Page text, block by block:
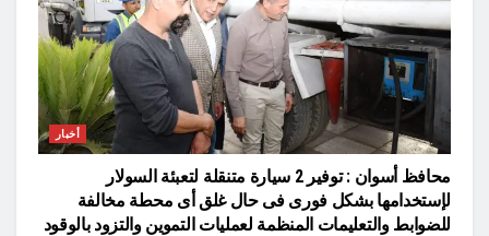
أخبار
محافظ أسوان : توفير 2 سيارة متنقلة لتعبئة السولار
لإستخدامها بشكل فورى فى حال غلق أى محطة مخالفة
للضوابط والتعليمات المنظمة لعمليات التموين والتزود بالوقود